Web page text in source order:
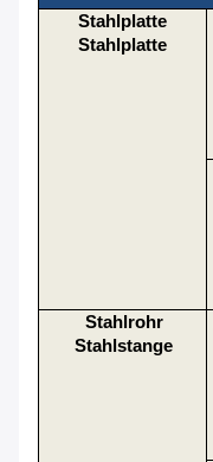
Stahlplatte
Stahlplatte
Stahlrohr
Stahlstange